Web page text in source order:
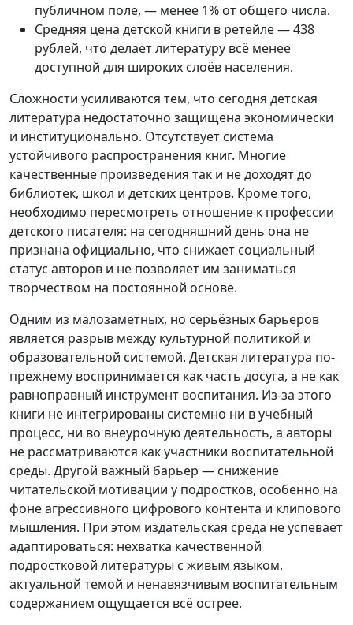
публичном поле, — менее 1% от общего числа.
Средняя цена детской книги в ретейле — 438
рублей, что делает литературу всё менее
доступной для широких слоёв населения.
Сложности усиливаются тем, что сегодня детская
литература недостаточно защищена экономически
и институционально. Отсутствует система
устойчивого распространения книг. Многие
качественные произведения так и не доходят до
библиотек, школ и детских центров. Кроме того,
необходимо пересмотреть отношение к профессии
детского писателя: на сегодняшний день она не
признана официально, что снижает социальный
статус авторов и не позволяет им заниматься
творчеством на постоянной основе.
Одним из малозаметных, но серьёзных барьеров
является разрыв между культурной политикой и
образовательной системой. Детская литература по-
прежнему воспринимается как часть досуга, а не как
равноправный инструмент воспитания. Из-за этого
книги не интегрированы системно ни в учебный
процесс, ни во внеурочную деятельность, а авторы
не рассматриваются как участники воспитательной
среды. Другой важный барьер — снижение
читательской мотивации у подростков, особенно на
фоне агрессивного цифрового контента и клипового
мышления. При этом издательская среда не успевает
адаптироваться: нехватка качественной
подростковой литературы с живым языком,
актуальной темой и ненавязчивым воспитательным
содержанием ощущается всё острее.